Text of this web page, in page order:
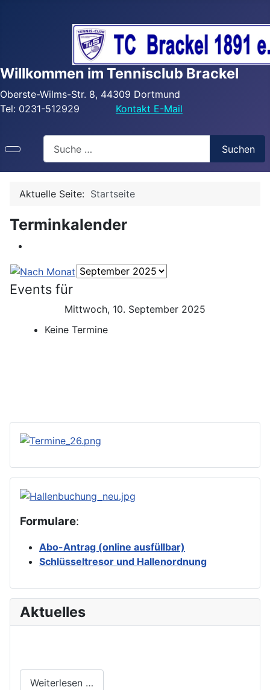
Willkommen im Tennisclub Brackel
Oberste-Wilms-Str. 8, 44309 Dortmund
Tel: 0231-512929
Kontakt E-Mail
Suchen
Aktuelle Seite: Startseite
Terminkalender
Events für
Mittwoch, 10. September 2025
Keine Termine
Formulare:
Abo-Antrag (online ausfüllbar)
Schlüsseltresor und Hallenordnung
Aktuelles
Weiterlesen …